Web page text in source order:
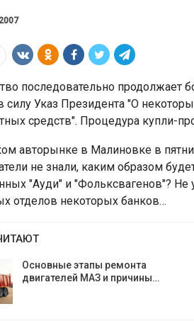
последовательно продолжает
силу Указ Президента "О
средств". Процедура купли-
авторынке в Малиновке в
не знали, каким образом
"Ауди" и "Фольксвагенов"? Не
отделов некоторых банков…
Основные этапы ремонта
двигателей МАЗ и причины…
Мозырского НПЗ
ограничения для